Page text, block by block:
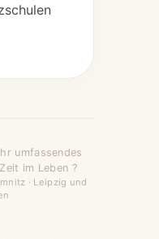
umfassendes
im Leben ?
· Leipzig und